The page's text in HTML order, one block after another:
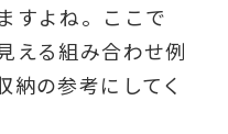
すよね。ここで
える組み合わせ例
納の参考にしてく